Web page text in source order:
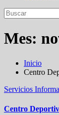
Mes:
Inicio
Centro
Servicios
Centro